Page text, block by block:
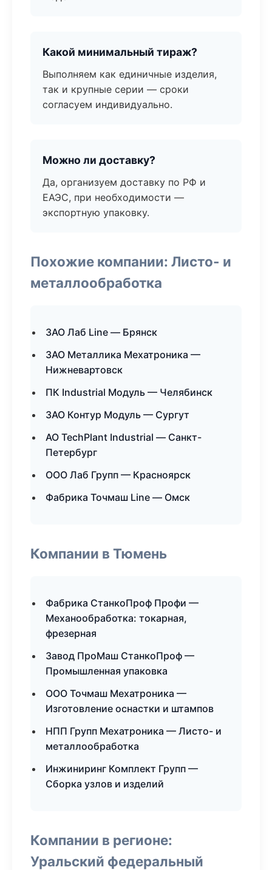
Какой минимальный тираж?
Выполняем как единичные изделия,
так и крупные серии — сроки
согласуем индивидуально.
Можно ли доставку?
Да, организуем доставку по РФ и
ЕАЭС, при необходимости —
экспортную упаковку.
Похожие компании: Листо- и
металлообработка
ЗАО Лаб Line — Брянск
ЗАО Металлика Мехатроника —
Нижневартовск
ПК Industrial Модуль — Челябинск
ЗАО Контур Модуль — Сургут
АО TechPlant Industrial — Санкт-
Петербург
ООО Лаб Групп — Красноярск
Фабрика Точмаш Line — Омск
Компании в Тюмень
Фабрика СтанкоПроф Профи —
Механообработка: токарная,
фрезерная
Завод ПроМаш СтанкоПроф —
Промышленная упаковка
ООО Точмаш Мехатроника —
Изготовление оснастки и штампов
НПП Групп Мехатроника — Листо- и
металлообработка
Инжиниринг Комплект Групп —
Сборка узлов и изделий
Компании в регионе:
Уральский федеральный